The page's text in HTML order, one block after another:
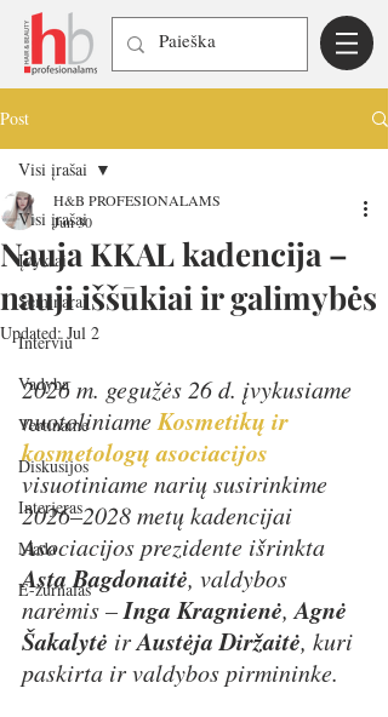
Post
Visi įrašai
Įvykiai
Seminarai
Interviu
Vadyba
Vertiname
Diskusijos
Interjeras
Mada
E-žurnalas
Visi įrašai
Nauja KKAL kadencija –
nauji iššūkiai ir galimybės
H&B PROFESIONALAMS
Jun 30
Updated:Jul 2
2026 m. gegužės 26 d. įvykusiame
nuotoliniame Kosmetikų ir
kosmetologų asociacijos
visuotiniame narių susirinkime
2026–2028 metų kadencijai
Asociacijos prezidente išrinkta
Asta Bagdonaitė, valdybos
narėmis – Inga Kragnienė, Agnė
Šakalytė ir Austėja Diržaitė, kuri
paskirta ir valdybos pirmininke.